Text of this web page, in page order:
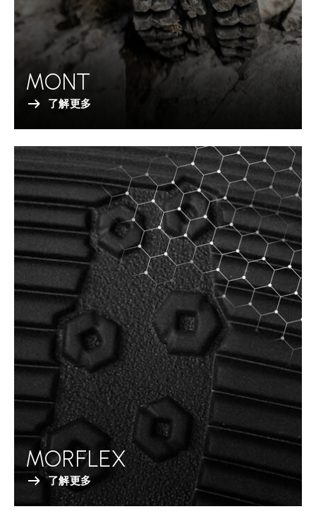
MONT
了解更多
MORFLEX
了解更多